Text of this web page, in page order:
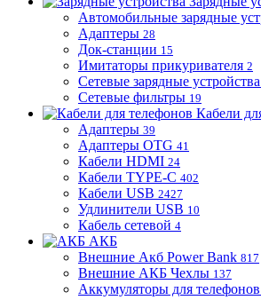
Автомобильные зарядные
Адаптеры 28
Док-станции 15
Имитаторы прикуривателя 2
Сетевые зарядные устройства
Сетевые фильтры 19
Кабели
Адаптеры 39
Адаптеры OTG 41
Кабели HDMI 24
Кабели TYPE-C 402
Кабели USB 2427
Удлинители USB 10
Кабель сетевой 4
АКБ
Внешние Акб Power Bank 817
Внешние АКБ Чехлы 137
Аккумуляторы для телефонов